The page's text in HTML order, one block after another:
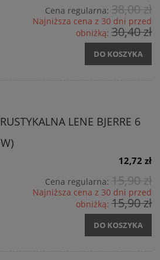
Cena regularna: 38,00 zł
Najniższa cena z 30 dni przed
obniżką: 30,40 zł
DO KOSZYKA
LENE BJERRE 6
12,72 zł
Cena regularna: 15,90 zł
Najniższa cena z 30 dni przed
obniżką: 15,90 zł
DO KOSZYKA